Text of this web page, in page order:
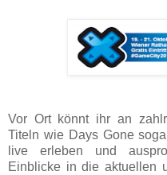
Vor Ort könnt ihr an
Titeln wie Days Gone
live erleben und
Einblicke in die aktuellen